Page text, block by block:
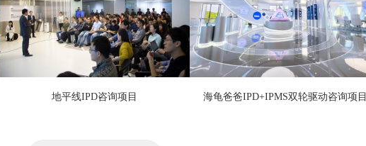
地平线IPD咨询项目 海龟爸爸IPD+IPMS双轮驱动咨询项目